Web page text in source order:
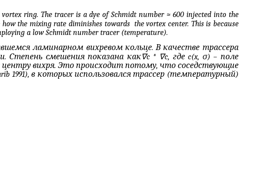
ring. The tracer is a dye of Schmidt number ≈ 600 injected into the
the mixing rate diminishes towards thevortex center. This is because
a low Schmidt number tracer (temperature).
ламинарном вихревом кольце. В качестве трассера
Степень смешения показана как∇c* ∇c, где c(x, σ)– поле
центру вихря. Это происходит потому, что соседствующие
1991), в которых использовался трассер (температурный)